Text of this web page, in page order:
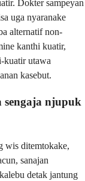
Dokter sampeyan
uga nyaranake
alternatif non-
kanthi kuatir,
kuatir utawa
kasebut.
sengaja njupuk
wis ditemtokake,
sanajan
detak jantung